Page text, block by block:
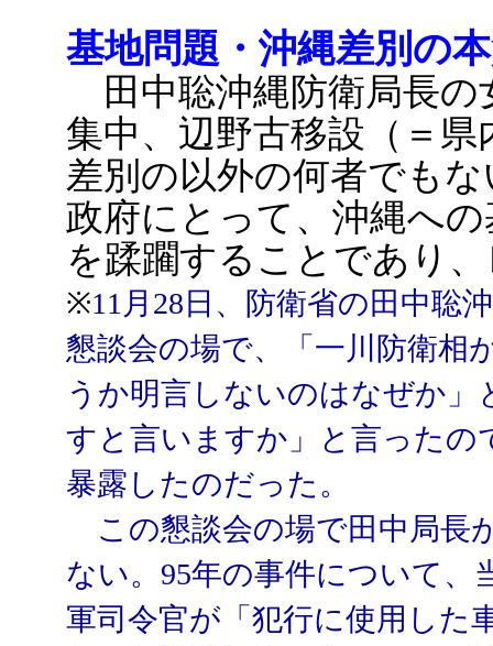
基地問題・沖縄差別の
田中聡沖縄防衛局長の
集中、辺野古移設（＝
差別の以外の何者でも
政府にとって、沖縄へ
を蹂躙することであり
※11月28日、防衛省の田中聡
懇談会の場で、「一川防衛相
うか明言しないのはなぜか
すと言いますか」と言ったの
暴露したのだった。
この懇談会の場で田中局長
ない。95年の事件について、
軍司令官が「犯行に使用した